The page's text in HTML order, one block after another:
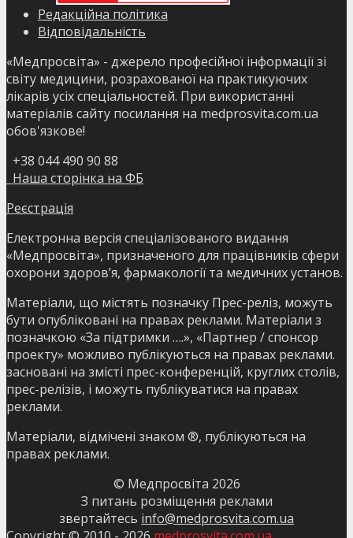
Редакційна політика
Відповідальність
«Медпросвіта» - джерело професійної інформації зі
світу медицини, розрахованої на практикуючих
лікарів усіх спеціальностей. При використанні
матеріалів сайту посилання на medprosvita.com.ua
обов'язкове!
+38 044 490 90 88
Наша сторінка на ФБ
Реєстрація
Електронна версія спеціалізованого видання
«Медпросвіта», призначеного для працівників сфери
охорони здоров’я, фармакології та медичних установ.
Матеріали, що містять позначку Прес-реліз, можуть
бути опубліковані на правах реклами. Матеріали з
позначкою «За підтримки ….», «Партнер / спонсор
проекту» можливо публікуються на правах реклами.
засновані на змісті прес-конференцій, круглих столів,
прес-релізів, і можуть публікуватися на правах
реклами.
Матеріали, відмічені знаком ®, публікуються на
правах реклами.
© Медпросвіта 2026
З питань розміщення реклами
звертайтесь info@medprosvita.com.ua